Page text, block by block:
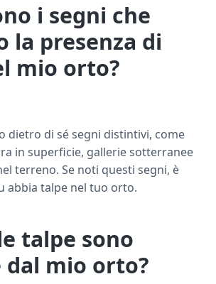
i segni che
la presenza di
mio orto?
dietro di sé segni distintivi, come
in superficie, gallerie sotterranee
terreno. Se noti questi segni, è
abbia talpe nel tuo orto.
talpe sono
mio orto?